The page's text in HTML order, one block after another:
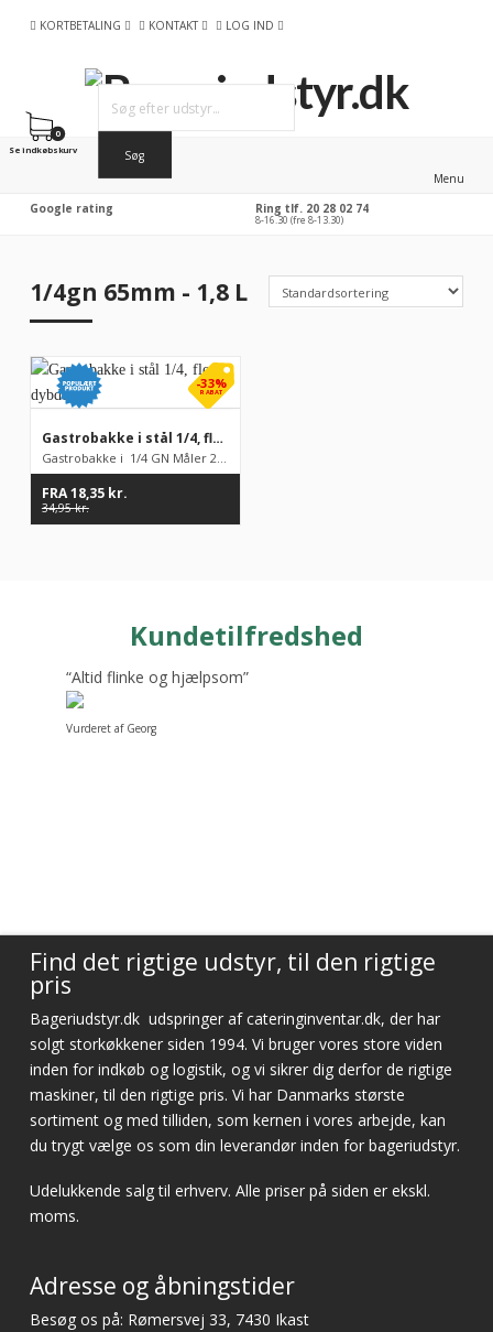
KORTBETALING KONTAKT LOG IND
Menu
0
Se indkøbskurv
Google rating Ring tlf. 20 28 02 74
8-16.30 (fre 8-13.30)
1/4gn 65mm - 1,8 L
-33%
RABAT
Gastrobakke i stål 1/4, flere dybder
Gastrobakke i 1/4 GN Måler 265 x 1622 mm, fåes i flere f...
FRA18,35 kr.
34,95kr.
Kundetilfredshed
“Altid flinke og hjælpsom”
Vurderet af Georg
Find det rigtige udstyr, til den rigtige
pris
Bageriudstyr.dk udspringer af cateringinventar.dk, der har
solgt storkøkkener siden 1994. Vi bruger vores store viden
inden for indkøb og logistik, og vi sikrer dig derfor de rigtige
maskiner, til den rigtige pris. Vi har Danmarks største
sortiment og med tilliden, som kernen i vores arbejde, kan
du trygt vælge os som din leverandør inden for bageriudstyr.
Udelukkende salg til erhverv. Alle priser på siden er ekskl.
moms.
Adresse og åbningstider
Besøg os på: Rømersvej 33, 7430 Ikast